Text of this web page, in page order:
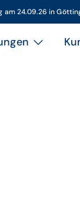
am 24.09.26 in